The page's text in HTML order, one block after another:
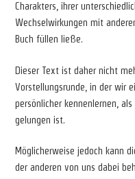
Charakters, ihrer
Wechselwirkungen mit
Buch füllen ließe.
Dieser Text ist daher nicht
Vorstellungsrunde, in der wir
persönlicher kennenlernen,
gelungen ist.
Möglicherweise jedoch kann
der anderen von uns dabei